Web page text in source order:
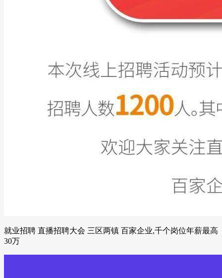
就业招聘 直播招聘大会 三区两镇 百家企业,千个岗位年薪最高
30万